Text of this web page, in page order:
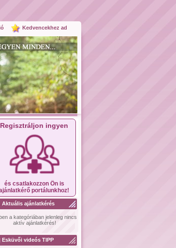
Kedvencekhez ad
Regisztráljon ingyen
és csatlakozzon Ön is
portálunkhoz!
Aktuális ajánlatkérés
a kategóriában jelenleg nincs
aktív ajánlatkérés!
Esküvői videós TIPP